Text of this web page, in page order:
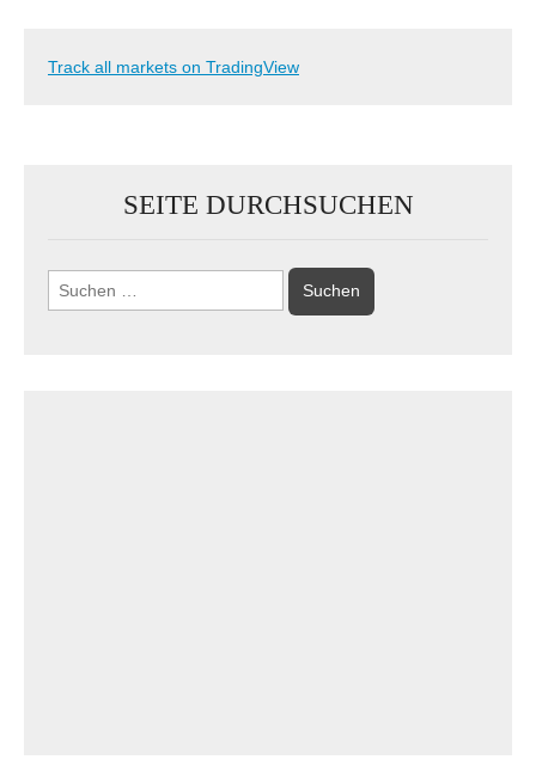
Track all markets on TradingView
SEITE DURCHSUCHEN
Suchen
nach: